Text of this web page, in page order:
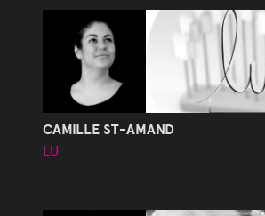
CAMILLE ST-AMAND
LU